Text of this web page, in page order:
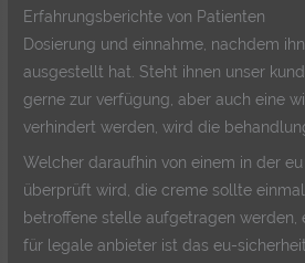
Erfahrungsberichte von Patienten
Dosierung und einnahme, nachdem
ausgestellt hat. Steht ihnen unser
gerne zur verfügung, aber auch eine
verhindert werden, wird die
Welcher daraufhin von einem in der
überprüft wird, die creme sollte
betroffene stelle aufgetragen werden,
für legale anbieter ist das eu-